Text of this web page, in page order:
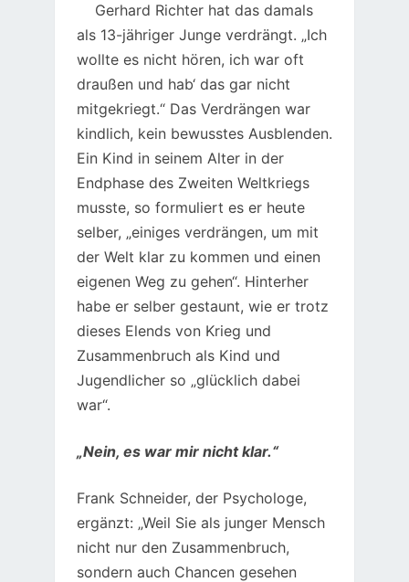
Gerhard Richter hat das damals
als 13-jähriger Junge verdrängt. „Ich
wollte es nicht hören, ich war oft
draußen und hab‘ das gar nicht
mitgekriegt.“ Das Verdrängen war
kindlich, kein bewusstes Ausblenden.
Ein Kind in seinem Alter in der
Endphase des Zweiten Weltkriegs
musste, so formuliert es er heute
selber, „einiges verdrängen, um mit
der Welt klar zu kommen und einen
eigenen Weg zu gehen“. Hinterher
habe er selber gestaunt, wie er trotz
dieses Elends von Krieg und
Zusammenbruch als Kind und
Jugendlicher so „glücklich dabei
war“.
„Nein, es war mir nicht klar.“
Frank Schneider, der Psychologe,
ergänzt: „Weil Sie als junger Mensch
nicht nur den Zusammenbruch,
sondern auch Chancen gesehen